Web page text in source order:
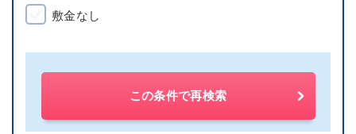
敷金なし
この条件で再検索